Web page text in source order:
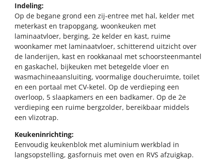
Indeling:
Op de begane grond een zij-entree met hal, kelder met
meterkast en trapopgang, woonkeuken met
laminaatvloer, berging, 2e kelder en kast, ruime
woonkamer met laminaatvloer, schitterend uitzicht over
de landerijen, kast en rookkanaal met schoorsteenmantel
en gaskachel, bijkeuken met betegelde vloer en
wasmachineaansluiting, voormalige doucheruimte, toilet
en een portaal met CV-ketel. Op de verdieping een
overloop, 5 slaapkamers en een badkamer. Op de 2e
verdieping een ruime bergzolder, bereikbaar middels
een vlizotrap.
Keukeninrichting:
Eenvoudig keukenblok met aluminium werkblad in
langsopstelling, gasfornuis met oven en RVS afzuigkap.